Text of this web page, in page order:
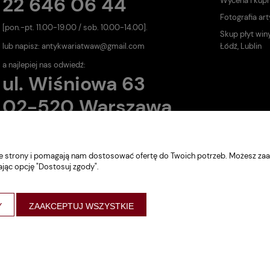
[pon.-pt. 11.00-19.00 / sob. 10.00-14.00].
lub napisz: antykwariatwaw@gmail.com
a najlepiej nas odwiedź:
ul. Wiśniowa 63
02-520 Warszawa
Fotografia
Skup płyt
Łódź, Lublin
strony i pomagają nam dostosować ofertę do Twoich potrzeb. Możesz
opcję "Dostosuj zgody".
ZAAKCEPTUJ WSZYSTKIE